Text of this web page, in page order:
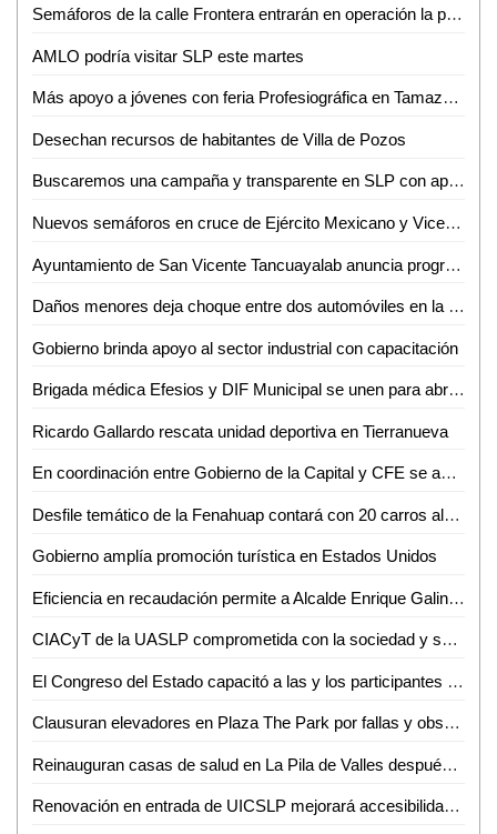
Semáforos de la calle Frontera entrarán en operación la próxima semana: Roberto Reséndiz
AMLO podría visitar SLP este martes
Más apoyo a jóvenes con feria Profesiográfica en Tamazunchale
Desechan recursos de habitantes de Villa de Pozos
Buscaremos una campaña y transparente en SLP con apoyo de Ruth González: Gilberto Hernández
Nuevos semáforos en cruce de Ejército Mexicano y Vicente C. Salazar de Ciudad Valles
Ayuntamiento de San Vicente Tancuayalab anuncia programa de apoyo para reparación de viviendas
Daños menores deja choque entre dos automóviles en la Valles-Mante
Gobierno brinda apoyo al sector industrial con capacitación
Brigada médica Efesios y DIF Municipal se unen para abrir clínica de salud en San Vicente Tancuayalab
Ricardo Gallardo rescata unidad deportiva en Tierranueva
En coordinación entre Gobierno de la Capital y CFE se amplía la red eléctrica a favor de habitantes de comunidades rurales
Desfile temático de la Fenahuap contará con 20 carros alegóricos: Yenifer Ordóñez
Gobierno amplía promoción turística en Estados Unidos
Eficiencia en recaudación permite a Alcalde Enrique Galindo realizar grandes obras, programas y acciones
CIACyT de la UASLP comprometida con la sociedad y su entorno, ofrece servicios con laboratorios únicos a nivel nacional
El Congreso del Estado capacitó a las y los participantes del "Parlamento de las y los jóvenes del estado de San Luis Potosí 2024"
Clausuran elevadores en Plaza The Park por fallas y observaciones de seguridad
Reinauguran casas de salud en La Pila de Valles después de años de abandono
Renovación en entrada de UICSLP mejorará accesibilidad y seguridad para estudiantes: Vicente Pozos